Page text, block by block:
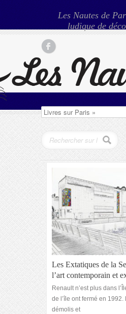
Les Nautes de
ludique de
Les Extatiques de la
l’art contemporain et
Renault n’est plus dans
de l’île ont fermé en
démolis et